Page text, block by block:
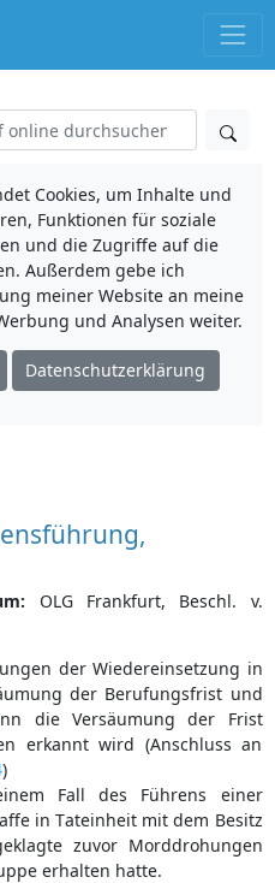
Cookies, um Inhalte und
Funktionen für soziale
und die Zugriffe auf die
Außerdem gebe ich
meiner Website an meine
und Analysen weiter.
Datenschutzerklärung
OLG Frankfurt, Beschl. v.
der Wiedereinsetzung in
der Berufungsfrist und
die Versäumung der Frist
erkannt wird (Anschluss an
)
Fall des Führens einer
in Tateinheit mit dem Besitz
zuvor Morddrohungen
erhalten hatte.